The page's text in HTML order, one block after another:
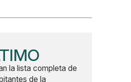
la lista completa de
de la